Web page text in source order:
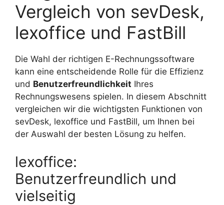
Vergleich von sevDesk,
lexoffice und FastBill
Die Wahl der richtigen E-Rechnungssoftware
kann eine entscheidende Rolle für die Effizienz
und Benutzerfreundlichkeit Ihres
Rechnungswesens spielen. In diesem Abschnitt
vergleichen wir die wichtigsten Funktionen von
sevDesk, lexoffice und FastBill, um Ihnen bei
der Auswahl der besten Lösung zu helfen.
lexoffice:
Benutzerfreundlich und
vielseitig